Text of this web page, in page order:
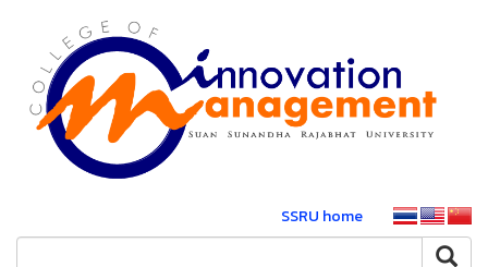
SSRU home